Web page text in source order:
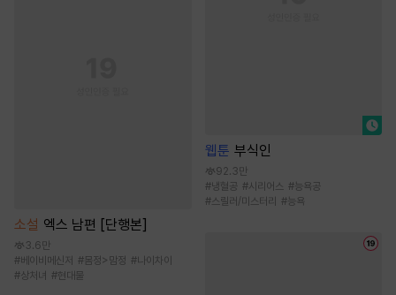
소설 엑스 남편 [단행본]
3.6만
#베이비메신저 # 몸정>맘정 #나이차이
#상처녀 #현대물
웹툰 부식인
92.3만
#냉혈공 #시리어스 #능욕공
#스릴러/미스터리 #능욕